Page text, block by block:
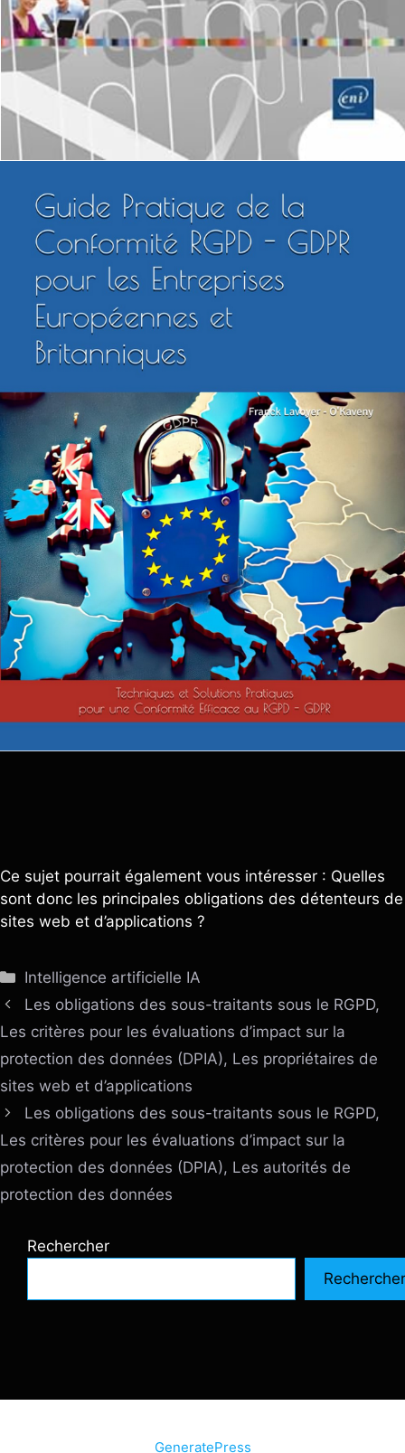
Ce sujet pourrait également vous intéresser : Quelles
sont donc les principales obligations des détenteurs de
sites web et d’applications ?
Catégories
Intelligence artificielle IA
Les obligations des sous-traitants sous le RGPD,
Les critères pour les évaluations d’impact sur la
protection des données (DPIA), Les propriétaires de
sites web et d’applications
Les obligations des sous-traitants sous le RGPD,
Les critères pour les évaluations d’impact sur la
protection des données (DPIA), Les autorités de
protection des données
Rechercher
Rechercher
GeneratePress